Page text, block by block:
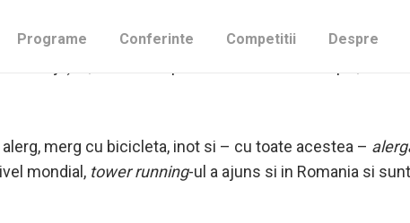
Programe Conferinte Competitii Despre
merg cu bicicleta, inot si – cu toate acestea –
mondial, tower running-ul a ajuns si in Romania si